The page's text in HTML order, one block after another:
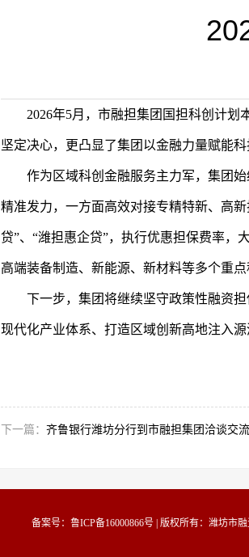
2026年5月，市融担集团国担科创计
坚定决心，更凸显了集团以金融力量赋能
作为区域科创金融服务主力军，集团
精准发力，一方面高效对接专精特新、高
贷”、“潍担惠企贷”，执行优惠担保费率，
高端装备制造、新能源、新材料等多个重
下一步，集团将继续坚守政策性融资
现代化产业体系、打造区域创新高地注入
下一篇： 齐鲁银行潍坊分行到市融担集团洽谈交流
备案号：鲁ICP备16000866号| 版权所有：潍坊市